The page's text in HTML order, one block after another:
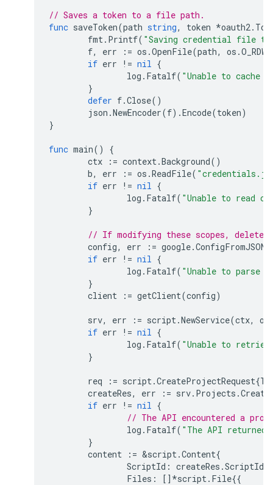
// Saves a token to a file path.
func saveToken(path string, token *oauth2.
fmt. Printf( "Saving credential file
f, err := os .OpenFile(path, os .O_RDWR
if err != nil {
log . Fatalf( "Unable to cache
}
defer f.Close()
json .NewEncoder(f).Encode(token)
}
func main()
{
ctx
:= context.Background()
b, err := os .ReadFile(
if err != nil {
log . Fatalf( "Unable to read
}
// If modifying these scopes, delete
config, err := google.ConfigFromJSON
if err != nil {
log . Fatalf( "Unable to
}
client
:= getClient(config)
srv, err := script.NewService(ctx,
if err != nil {
log . Fatalf( "Unable to
}
req := script.CreateProjectRequest{
createRes, err := srv. Projects .Create
if err != nil {
// The API encountered a
log . Fatalf( "The API
}
content
:= &script.Content{
ScriptId : createRes .ScriptId
Files : [] *script. File{{